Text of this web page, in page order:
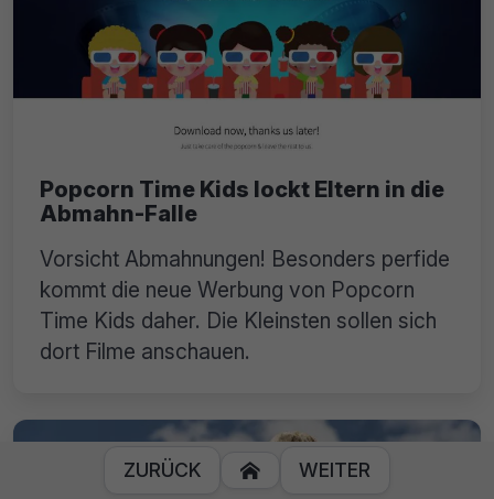
Popcorn Time Kids lockt Eltern in die
Abmahn-Falle
Vorsicht Abmahnungen! Besonders perfide
kommt die neue Werbung von Popcorn
Time Kids daher. Die Kleinsten sollen sich
dort Filme anschauen.
ZURÜCK  WEITER